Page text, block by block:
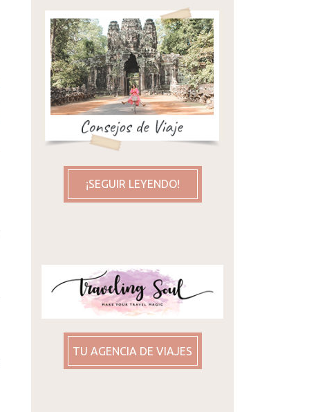
¡SEGUIR LEYENDO!
TU AGENCIA DE VIAJES